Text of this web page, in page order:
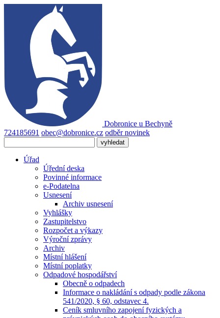
Dobronice u Bechyně
724185691 obec@dobronice.cz odběr novinek
Úřad
Úřední deska
Povinné informace
e-Podatelna
Usnesení
Archiv usnesení
Vyhlášky
Zastupitelstvo
Rozpočet a výkazy
Výroční zprávy
Archiv
Místní hlášení
Místní poplatky
Odpadové hospodářství
Obecně o odpadech
Informace o nakládání s odpady podle zákona
541/2020, § 60, odstavec 4.
Ceník smluvního zapojení fyzických a